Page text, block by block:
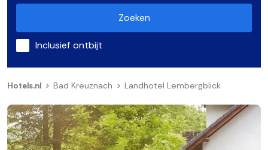
Zoeken
Inclusief ontbijt
Hotels.nl Bad Kreuznach Landhotel Lembergblick